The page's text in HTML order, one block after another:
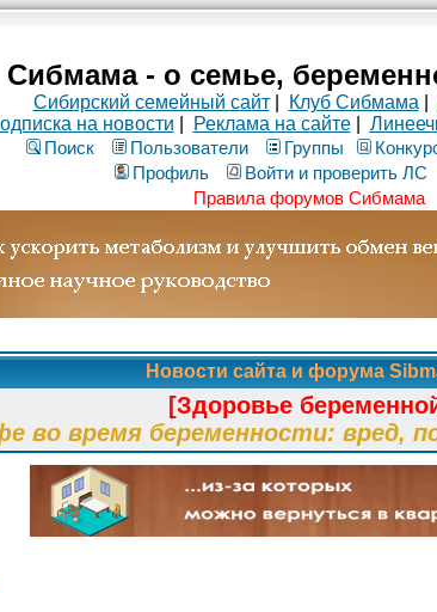
Сибмама - о семье,
Сибирский семейный сайт| Клуб Сибмама
на новости
Реклама на сайте|
Поиск
Пользователи Группы
Профиль
Войти и проверить ЛС
Правила форумов Сибмама
Новости сайта и форума
[Здоровье
во время беременности: вред,